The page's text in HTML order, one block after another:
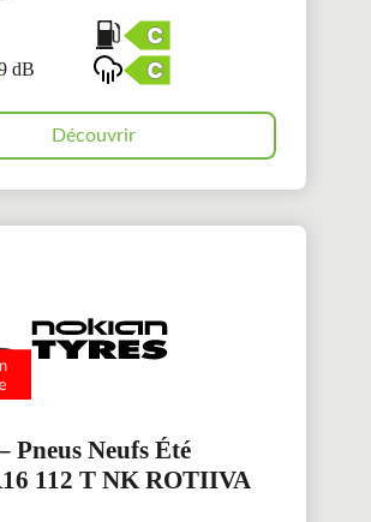
dB
Découvrir
Pneus Neufs Été
112 T NK ROTIIVA